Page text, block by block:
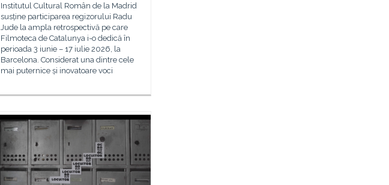
Institutul Cultural Român de la Madrid
susține participarea regizorului Radu
Jude la ampla retrospectivă pe care
Filmoteca de Catalunya i-o dedică în
perioada 3 iunie – 17 iulie 2026, la
Barcelona. Considerat una dintre cele
mai puternice și inovatoare voci